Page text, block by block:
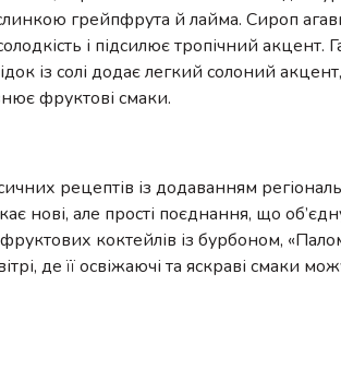
грейпфрута й лайма. Сироп
і підсилює тропічний акцент.
із солі додає легкий солоний
фруктові смаки.
рецептів із додаванням
нові, але прості поєднання, що
коктейлів із бурбоном,
де її освіжаючі та яскраві смаки